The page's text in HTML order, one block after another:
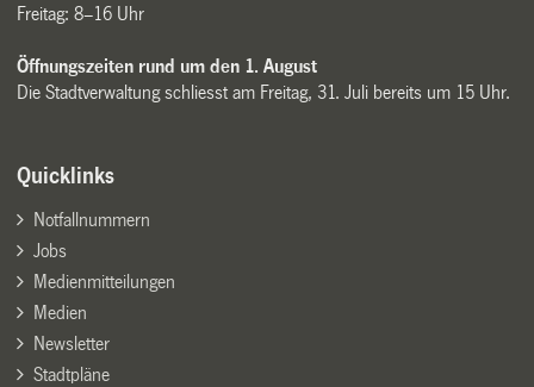
Freitag: 8–16 Uhr
Öffnungszeiten rund um den 1. August
Die Stadtverwaltung schliesst am Freitag, 31. Juli bereits um 15 Uhr.
Quicklinks
Notfallnummern
Jobs
Medienmitteilungen
Medien
Newsletter
Stadtpläne